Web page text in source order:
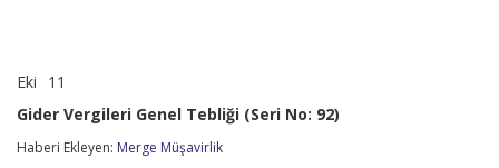
Eki 11
Genel
Tebliği
(Seri
Gider Vergileri Genel Tebliği (Seri No: 92)
Haberi Ekleyen: Merge Müşavirlik